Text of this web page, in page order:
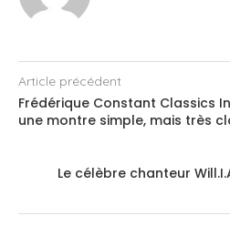
Article précédent
Frédérique Constant Classics
une montre simple, mais très
Le célèbre chanteur